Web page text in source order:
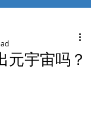
元宇宙吗？